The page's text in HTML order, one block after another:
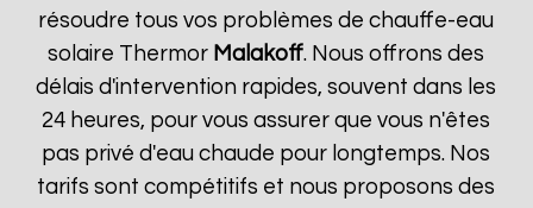
résoudre tous vos problèmes de chauffe-eau
solaire Thermor Malakoff. Nous offrons des
délais d'intervention rapides, souvent dans les
24 heures, pour vous assurer que vous n'êtes
pas privé d'eau chaude pour longtemps. Nos
tarifs sont compétitifs et nous proposons des